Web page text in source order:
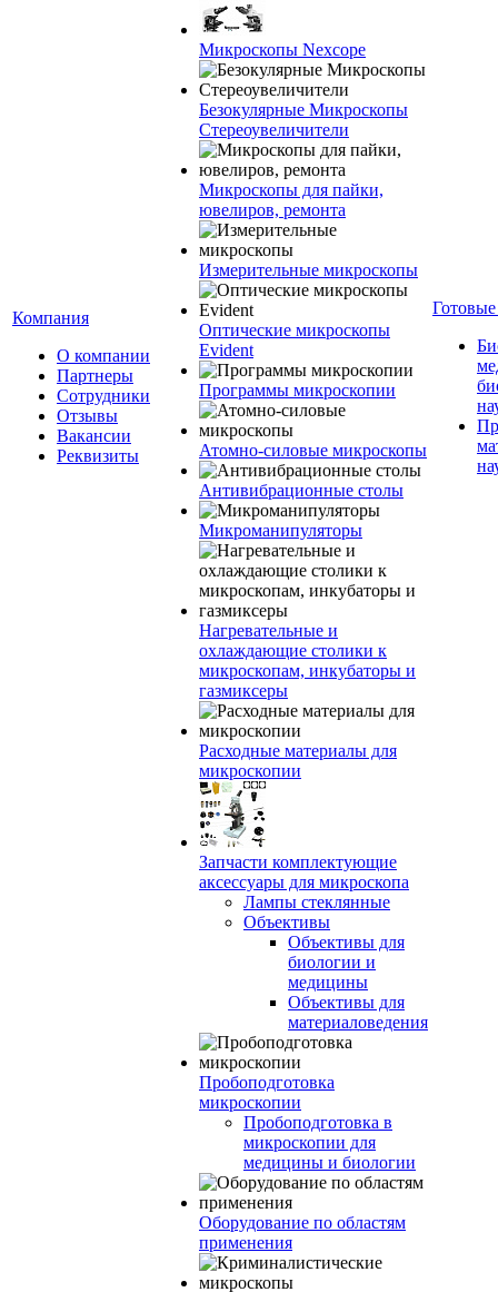
Компания
О компании
Партнеры
Сотрудники
Отзывы
Вакансии
Реквизиты
Микроскопы Nexcope
Безокулярные Микроскопы
Стереоувеличители
Микроскопы для пайки,
ювелиров, ремонта
Измерительные микроскопы
Оптические микроскопы
Evident
Программы микроскопии
Атомно-силовые микроскопы
Антивибрационные столы
Микроманипуляторы
Нагревательные и
охлаждающие столики к
микроскопам, инкубаторы и
газмиксеры
Расходные материалы для
микроскопии
Запчасти комплектующие
аксессуары для микроскопа
Лампы стеклянные
Объективы
Объективы для
биологии и
медицины
Объективы для
материаловедения
Пробоподготовка
микроскопии
Пробоподготовка в
микроскопии для
медицины и биологии
Оборудование по областям
применения